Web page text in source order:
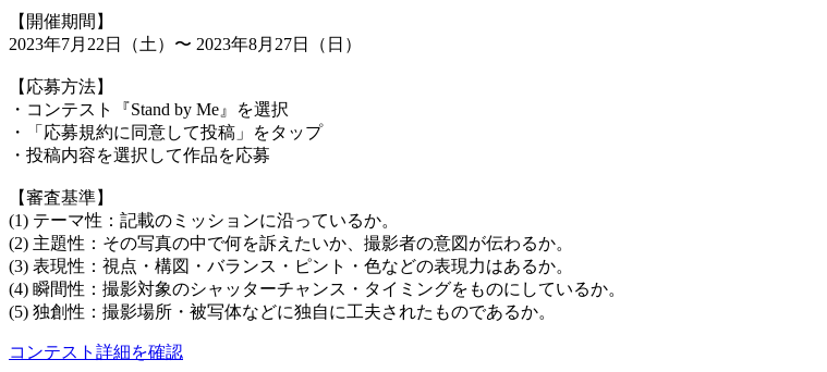
【開催期間】
2023年7月22日（土）〜 2023年8月27日（日）
【応募方法】
・コンテスト『Stand by Me』を選択
・「応募規約に同意して投稿」をタップ
・投稿内容を選択して作品を応募
【審査基準】
(1) テーマ性：記載のミッションに沿っているか。
(2) 主題性：その写真の中で何を訴えたいか、撮影者の意図が伝わるか。
(3) 表現性：視点・構図・バランス・ピント・色などの表現力はあるか。
(4) 瞬間性：撮影対象のシャッターチャンス・タイミングをものにしているか。
(5) 独創性：撮影場所・被写体などに独自に工夫されたものであるか。
コンテスト詳細を確認